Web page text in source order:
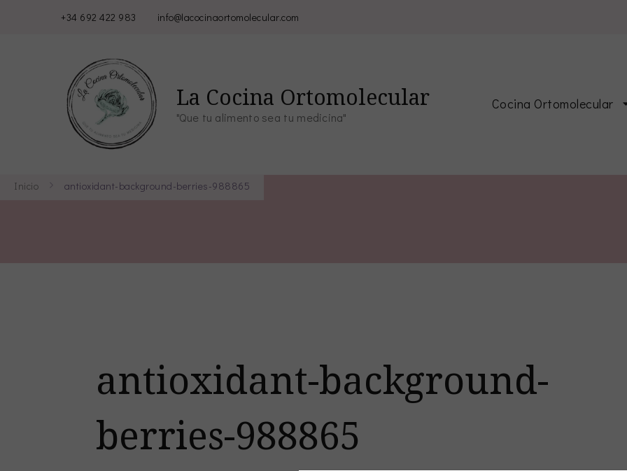
+34 692 422 983 info@lacocinaortomolecular.com
La Cocina Ortomolecular
"Que tu alimento sea tu medicina"
Cocina Ortomolecular
Inicio antioxidant-background-berries-988865
antioxidant-background-
berries-988865